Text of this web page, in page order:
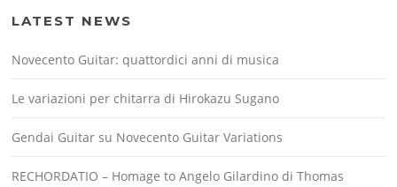
LATEST NEWS
Novecento Guitar: quattordici anni di musica
Le variazioni per chitarra di Hirokazu Sugano
Gendai Guitar su Novecento Guitar Variations
RECHORDATIO – Homage to Angelo Gilardino di Thomas